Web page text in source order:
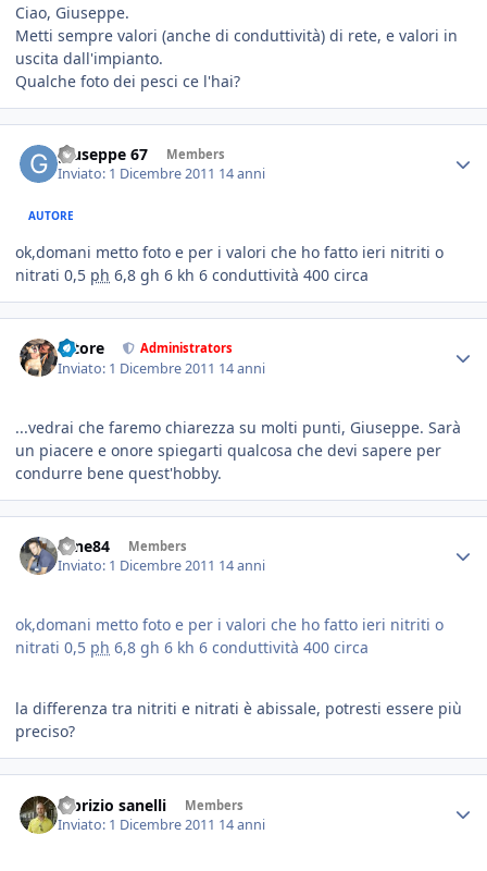
Ciao, Giuseppe.
Metti sempre valori (anche di conduttività) di rete, e valori in
uscita dall'impianto.
Qualche foto dei pesci ce l'hai?
giuseppe 67 Members
Inviato: 1 Dicembre 2011 14 anni
AUTORE
ok,domani metto foto e per i valori che ho fatto ieri nitriti o
nitrati 0,5 ph 6,8 gh 6 kh 6 conduttività 400 circa
tatore Administrators
Inviato: 1 Dicembre 2011 14 anni
...vedrai che faremo chiarezza su molti punti, Giuseppe. Sarà
un piacere e onore spiegarti qualcosa che devi sapere per
condurre bene quest'hobby.
sane84 Members
Inviato: 1 Dicembre 2011 14 anni
ok,domani metto foto e per i valori che ho fatto ieri nitriti o
nitrati 0,5 ph 6,8 gh 6 kh 6 conduttività 400 circa
la differenza tra nitriti e nitrati è abissale, potresti essere più
preciso?
fabrizio sanelli Members
Inviato: 1 Dicembre 2011 14 anni